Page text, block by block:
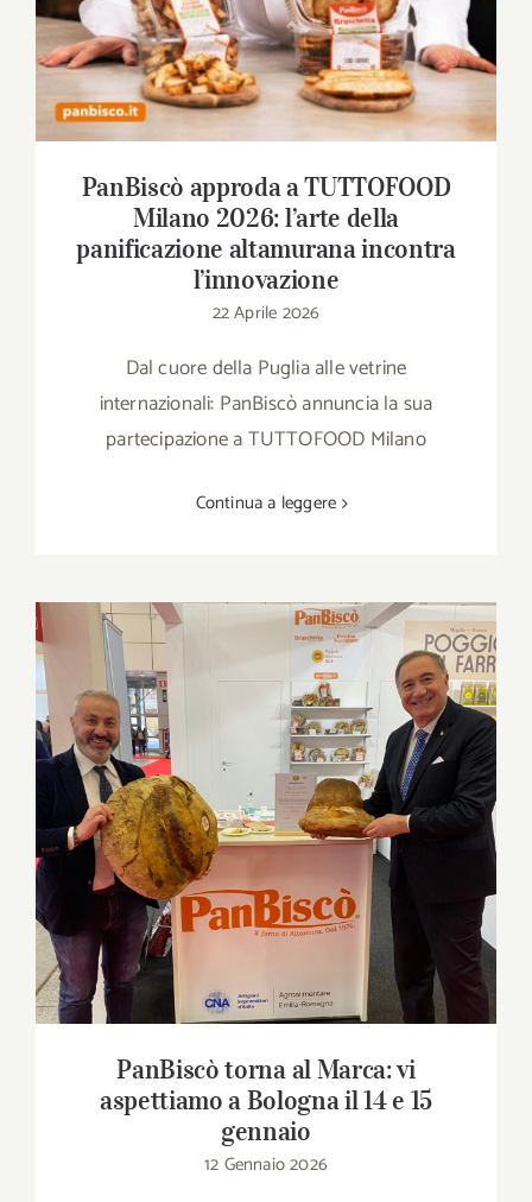
PanBiscò approda a TUTTOFOOD
Milano 2026: l’arte della
panificazione altamurana incontra
l’innovazione
22 Aprile 2026
Dal cuore della Puglia alle vetrine
internazionali: PanBiscò annuncia la sua
partecipazione a TUTTOFOOD Milano
Continua a leggere
PanBiscò torna al Marca: vi aspettiamo a
Bologna il 14 e 15 gennaio
PanBiscò torna al Marca: vi
aspettiamo a Bologna il 14 e 15
gennaio
12 Gennaio 2026